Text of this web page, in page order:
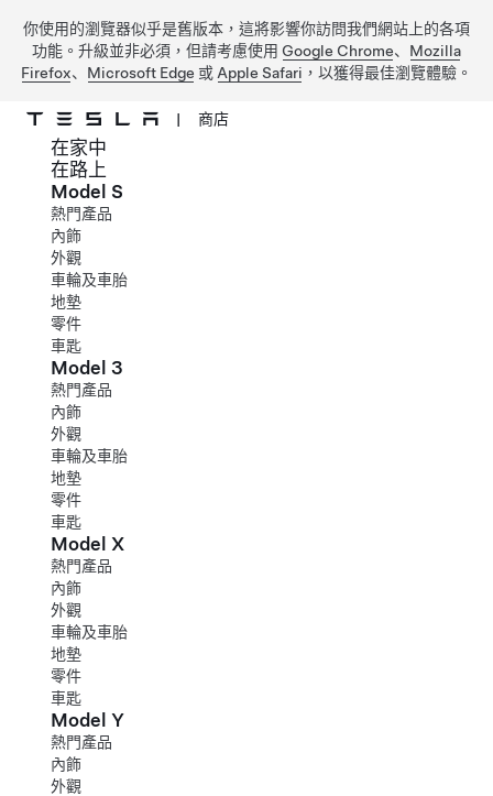
你使用的瀏覽器似乎是舊版本，這將影響你訪問我們網站上的各項
功能。升級並非必須，但請考慮使用 Google Chrome、 Mozilla
Firefox、 Microsoft Edge 或 Apple Safari ，以獲得最佳瀏覽體驗。
跳到主要內容
| 商店
在家中
在路上
Model S
熱門產品
內飾
外觀
車輪及車胎
地墊
零件
車匙
Model 3
熱門產品
內飾
外觀
車輪及車胎
地墊
零件
車匙
Model X
熱門產品
內飾
外觀
車輪及車胎
地墊
零件
車匙
Model Y
熱門產品
內飾
外觀